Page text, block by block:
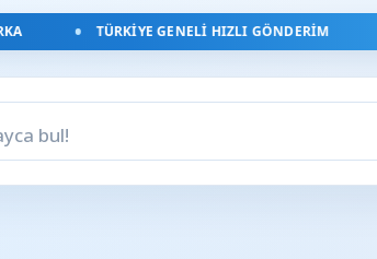
TÜRKIYE GENELI HIZLI GÖNDERIM